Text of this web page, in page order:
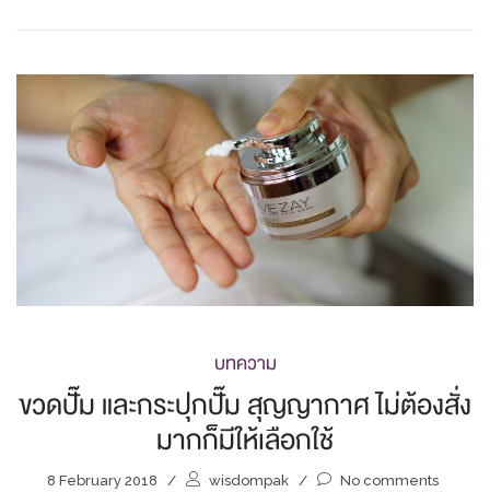
บทความ
ขวดปั๊ม และกระปุกปั๊ม สุญญากาศ ไม่ต้องสั่ง
มากก็มีให้เลือกใช้
8 February 2018 / wisdompak / No comments